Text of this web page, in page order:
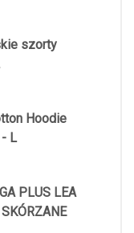
szorty
Hoodie
L
PLUS LEA